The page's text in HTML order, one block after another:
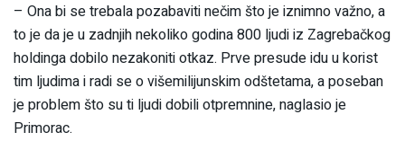
– Ona bi se trebala pozabaviti nečim što je iznimno važno, a
to je da je u zadnjih nekoliko godina 800 ljudi iz Zagrebačkog
holdinga dobilo nezakoniti otkaz. Prve presude idu u korist
tim ljudima i radi se o višemilijunskim odštetama, a poseban
je problem što su ti ljudi dobili otpremnine, naglasio je
Primorac.